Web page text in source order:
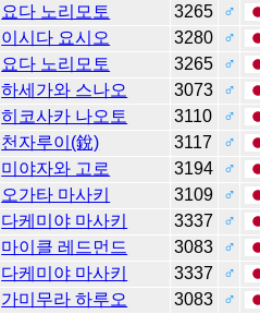
요다 노리모토 3265
♂
이시다 요시오 3280
♂
요다 노리모토 3265
♂
하세가와 스나오 3073
♂
히코사카 나오토 3110
♂
천자루이(銳) 3117
♂
미야자와 고로 3194
♂
오가타 마사키 3109
♂
다케미야 마사키 3337
♂
마이클 레드먼드 3083
♂
다케미야 마사키 3337
♂
가미무라 하루오 3083
♂